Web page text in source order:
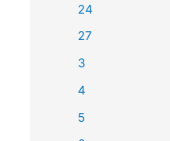
24
27
3
4
5